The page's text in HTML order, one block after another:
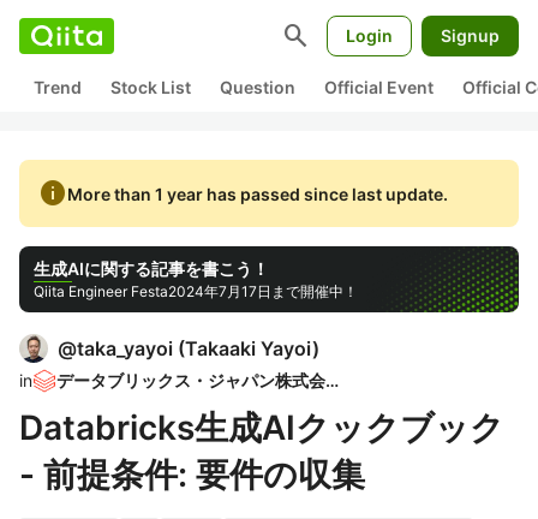
search Login Signup
Trend Stock List Question Official Event Official
infoMore than 1 year has passed since last update.
生成AIに関する記事を書こう！
Qiita Engineer Festa2024年7月17日まで開催中！
@taka_yayoi (Takaaki Yayoi)
in データブリックス・ジャパン株式会社
Databricks生成AIクックブック
- 前提条件: 要件の収集